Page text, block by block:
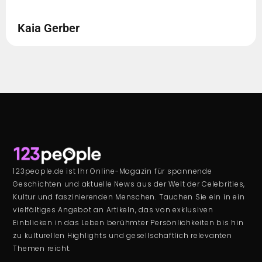
Kaia Gerber
123people.de ist Ihr Online-Magazin für spannende
Geschichten und aktuelle News aus der Welt der Celebrities,
Kultur und faszinierenden Menschen. Tauchen Sie ein in ein
vielfältiges Angebot an Artikeln, das von exklusiven
Einblicken in das Leben berühmter Persönlichkeiten bis hin
zu kulturellen Highlights und gesellschaftlich relevanten
Themen reicht.